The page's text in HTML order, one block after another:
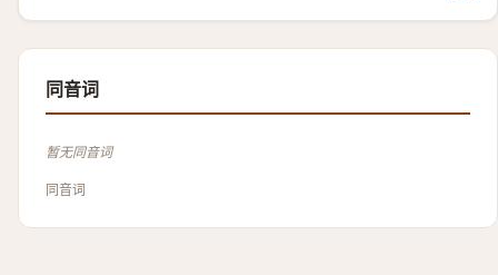
同音词
暂无同音词
同音词